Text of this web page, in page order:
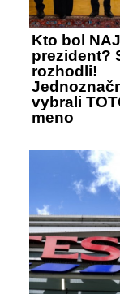
Kto bol
prezident?
rozhodli!
vybrali
meno